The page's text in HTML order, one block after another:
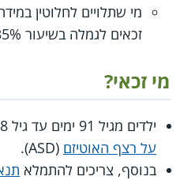
מי שתלויים לחלוטין
זכאים לגמלה בשיעור 235% (9,126 ₪, נכון ל-2026).
מי זכאי?
ילדים מגיל 91 ימים עד גיל 18 שנים ו-3 חודשים ש
על רצף האוטיזם (ASD).
בנוסף, צריכים להתמלא